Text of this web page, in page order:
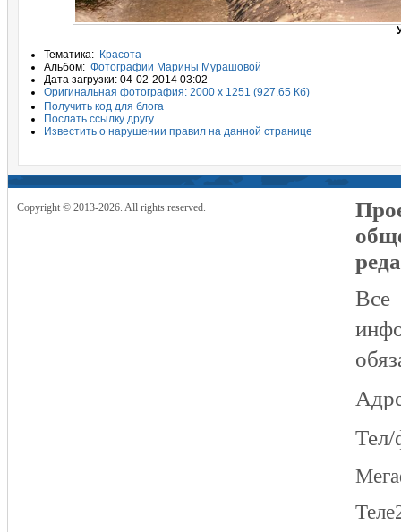
Тематика: Красота
Альбом: Фотографии Марины Мурашовой
Дата загрузки: 04-02-2014 03:02
Оригинальная фотография: 2000 x 1251 (927.65 Кб)
Получить код для блога
Послать ссылку другу
Известить о нарушении правил на данной странице
Copyright © 2013-2026. All rights reserved.